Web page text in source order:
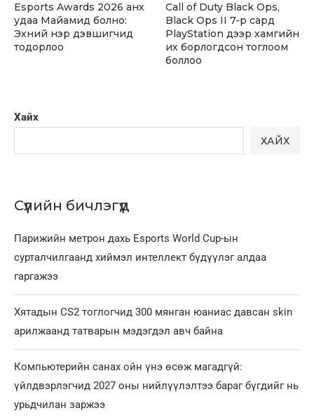
Хайх
ХАЙХ
Сүүлийн бичлэгүүд
Парижийн метрон дахь Esports World Cup-ын
сурталчилгаанд хиймэл интеллект бүдүүлэг алдаа
гаргажээ
Хятадын CS2 тоглогчид 300 мянган юаниас давсан skin
арилжаанд татварын мэдэгдэл авч байна
Компьютерийн санах ойн үнэ өсөж магадгүй:
үйлдвэрлэгчид 2027 оны нийлүүлэлтээ бараг бүгдийг нь
урьдчилан заржээ
Esports Awards 2026 анх
удаа Майамид болно:
Эхний нэр дэвшигчид
тодорлоо
Call of Duty Black Ops,
Black Ops II 7-р сард
PlayStation дээр хамгийн
их борлогдсон тоглоом
боллоо